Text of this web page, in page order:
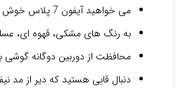
می خواهید آیفون 7 پلاس خوش دست تر شود
به رنگ های مشکی، قهوه ای،
محافظت از دوربین دوگانه گوشی
دنبال قابی هستید که دیر از مد